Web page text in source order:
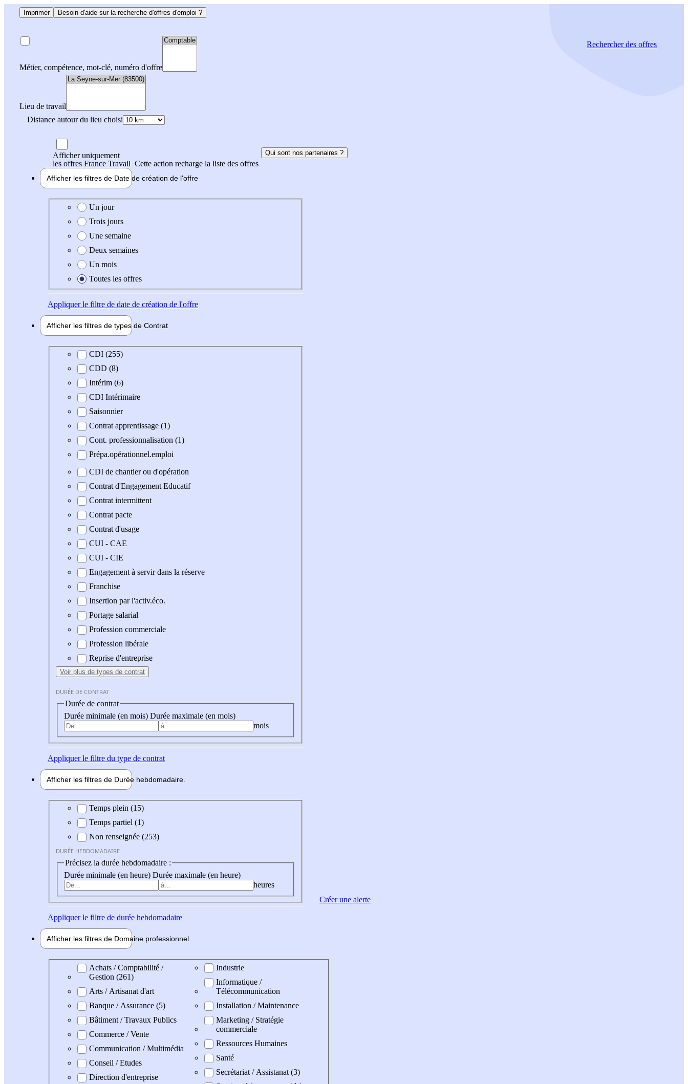
Imprimer Besoin d'aide sur la recherche d'offres d'emploi ?
Métier, compétence, mot-clé, numéro d'offre
Lieu de travail
Distance autour du lieu choisi
Rechercherdes offres
Afficher uniquement
les offres France Travail Cette action recharge la liste des offres
Qui sont nos partenaires ?
Afficher les filtres de Date de création de l'offre
Date de création de l'offre
Un jour
Trois jours
Une semaine
Deux semaines
Un mois
Toutes les offres
Appliquerle filtre de date de création de l'offre
Afficher les filtres de types de Contrat
Type de contratCDI (255)
CDD (8)
Intérim (6)
CDI Intérimaire
Saisonnier
Contrat apprentissage (1)
Cont. professionnalisation (1)
Prépa.opérationnel.emploi
CDI de chantier ou d'opération
Contrat d'Engagement Educatif
Contrat intermittent
Contrat pacte
Contrat d'usage
CUI - CAE
CUI - CIE
Engagement à servir dans la réserve
Franchise
Insertion par l'activ.éco.
Portage salarial
Profession commerciale
Profession libérale
Reprise d'entreprise
Voir plus de types de contrat
DURÉE DE CONTRAT
Durée de contrat
Durée minimale (en mois) Durée maximale (en mois)
mois
Appliquerle filtre du type de contrat
Afficher les filtres de Durée hebdomadaire
Durée hebdomadaire
Temps plein (15)
Temps partiel (1)
Non renseignée (253)
DURÉE HEBDOMADAIRE
Précisez la durée hebdomadaire :
Durée minimale (en heure) Durée maximale (en heure)
heures
Appliquerle filtre de durée hebdomadaire
Afficher les filtres de Domaine professionnel
Domaine professionel
Achats / Comptabilité /
Gestion (261)
Arts / Artisanat d'art
Banque / Assurance (5)
Bâtiment / Travaux Publics
Commerce / Vente
Communication / Multimédia
Conseil / Etudes
Direction d'entreprise
Industrie
Informatique /
Télécommunication
Installation / Maintenance
Marketing / Stratégie
commerciale
Ressources Humaines
Santé
Secrétariat / Assistanat (3)
Créer une alerte